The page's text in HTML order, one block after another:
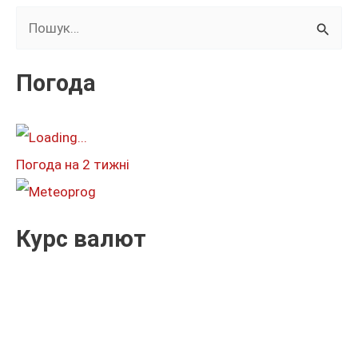
к
т
:
Погода
Погода на 2 тижні
Курс валют